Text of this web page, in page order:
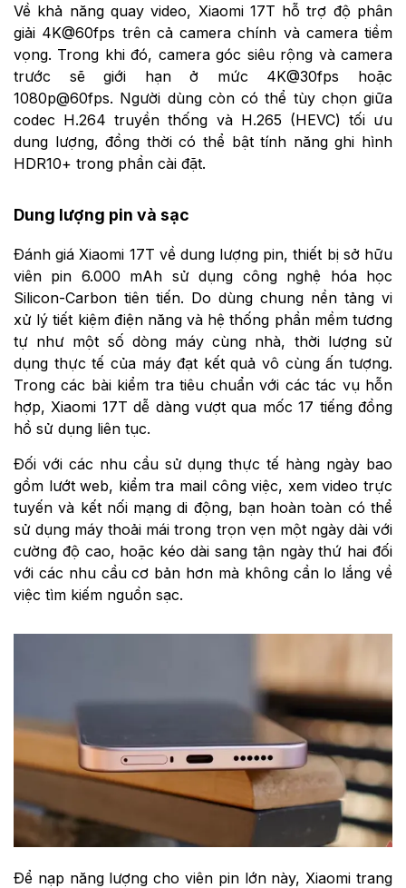
Về khả năng quay video, Xiaomi 17T hỗ trợ độ phân
giải 4K@60fps trên cả camera chính và camera tiềm
vọng. Trong khi đó, camera góc siêu rộng và camera
trước sẽ giới hạn ở mức 4K@30fps hoặc
1080p@60fps. Người dùng còn có thể tùy chọn giữa
codec H.264 truyền thống và H.265 (HEVC) tối ưu
dung lượng, đồng thời có thể bật tính năng ghi hình
HDR10+ trong phần cài đặt.
Dung lượng pin và sạc
Đánh giá Xiaomi 17T về dung lượng pin, thiết bị sở hữu
viên pin 6.000 mAh sử dụng công nghệ hóa học
Silicon-Carbon tiên tiến. Do dùng chung nền tảng vi
xử lý tiết kiệm điện năng và hệ thống phần mềm tương
tự như một số dòng máy cùng nhà, thời lượng sử
dụng thực tế của máy đạt kết quả vô cùng ấn tượng.
Trong các bài kiểm tra tiêu chuẩn với các tác vụ hỗn
hợp, Xiaomi 17T dễ dàng vượt qua mốc 17 tiếng đồng
hồ sử dụng liên tục.
Đối với các nhu cầu sử dụng thực tế hàng ngày bao
gồm lướt web, kiểm tra mail công việc, xem video trực
tuyến và kết nối mạng di động, bạn hoàn toàn có thể
sử dụng máy thoải mái trong trọn vẹn một ngày dài với
cường độ cao, hoặc kéo dài sang tận ngày thứ hai đối
với các nhu cầu cơ bản hơn mà không cần lo lắng về
việc tìm kiếm nguồn sạc.
Để nạp năng lượng cho viên pin lớn này, Xiaomi trang